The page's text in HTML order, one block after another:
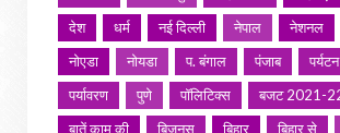
देश
धर्म नई दिल्ली नेपाल नेशनल
नोएडा
नोयडा प. बंगाल पंजाब
पर्यटन
पर्यावरण
पुणे पॉलिटिक्स
बजट 2021-
बातें काम की
बिजनस बिहार बिहार से